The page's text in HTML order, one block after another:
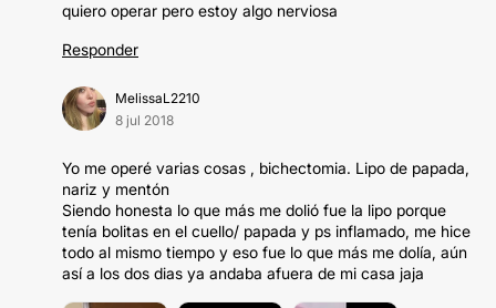
quiero operar pero estoy algo nerviosa
Responder
MelissaL2210
8 jul 2018
Yo me operé varias cosas , bichectomia. Lipo de papada,
nariz y mentón
Siendo honesta lo que más me dolió fue la lipo porque
tenía bolitas en el cuello/ papada y ps inflamado, me hice
todo al mismo tiempo y eso fue lo que más me dolía, aún
así a los dos dias ya andaba afuera de mi casa jaja